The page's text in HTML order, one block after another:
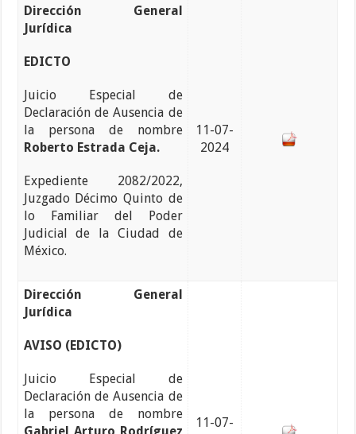
Dirección General
Jurídica
EDICTO
Juicio Especial de
Declaración de Ausencia de
la persona de nombre
Roberto Estrada Ceja.
Expediente 2082/2022,
Juzgado Décimo Quinto de
lo Familiar del Poder
Judicial de la Ciudad de
México.
11-07-
2024
Dirección General
Jurídica
AVISO (EDICTO)
Juicio Especial de
Declaración de Ausencia de
la persona de nombre
11-07-